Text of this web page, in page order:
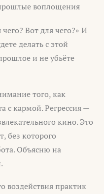
воплощения
Вот для чего?» И
делать с этой
и не убьёте
того, как
с кармой. Регрессия —
кино. Это
без которого
Объясню на
воздействия практик